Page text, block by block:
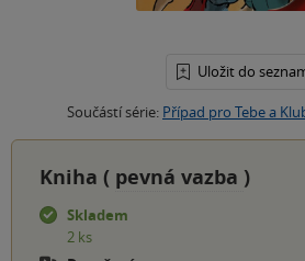
Uložit do
Součástí série: Případ pro Tebe a
Kniha ( pevná vazba )
Skladem
2 ks